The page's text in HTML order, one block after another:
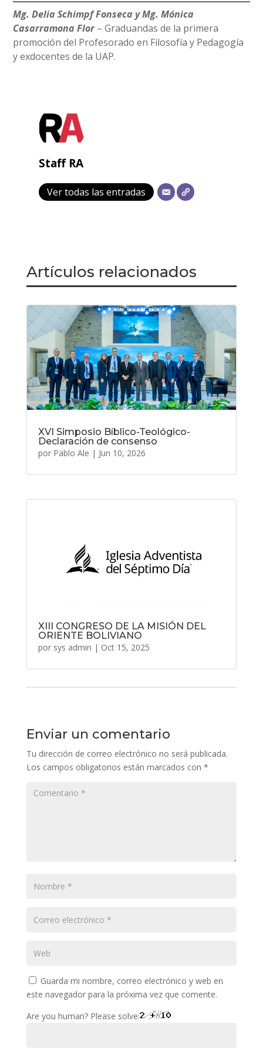
Mg. Delia Schimpf Fonseca y Mg. Mónica
Casarramona Flor– Graduandas de la primera
promoción del Profesorado en Filosofía y Pedagogía
y exdocentes de la UAP.
Staff RA
Ver todas las entradas
Artículos relacionados
XVI Simposio Bíblico-Teológico-
Declaración de consenso
por Pablo Ale | Jun 10, 2026
XIII CONGRESO DE LA MISIÓN DEL
ORIENTE BOLIVIANO
por sys admin | Oct 15, 2025
Enviar un comentario
Tu dirección de correo electrónico no será publicada.
Los campos obligatorios están marcados con *
Guarda mi nombre, correo electrónico y web en
este navegador para la próxima vez que comente.
Are you human? Please solve: